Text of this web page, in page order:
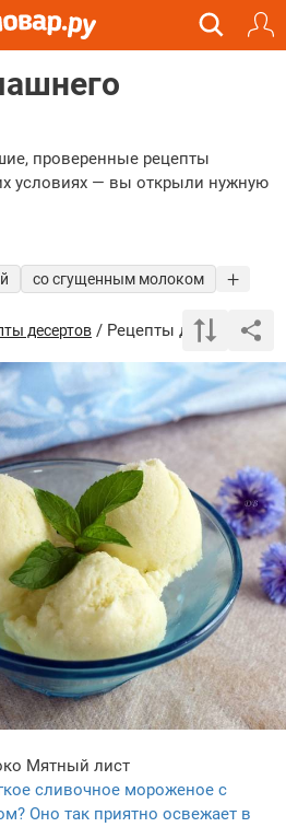
проверенные рецепты
условиях — вы открыли нужную
со сгущенным молоком
десертов / Рецепты домашнего
Мятный лист
сливочное мороженое с
Оно так приятно освежает в